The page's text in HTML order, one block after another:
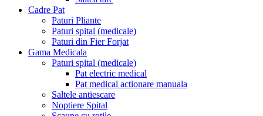
Cadre Pat
Paturi Pliante
Paturi spital (medicale)
Paturi din Fier Forjat
Gama Medicala
Paturi spital (medicale)
Pat electric medical
Pat medical actionare manuala
Saltele antiescare
Noptiere Spital